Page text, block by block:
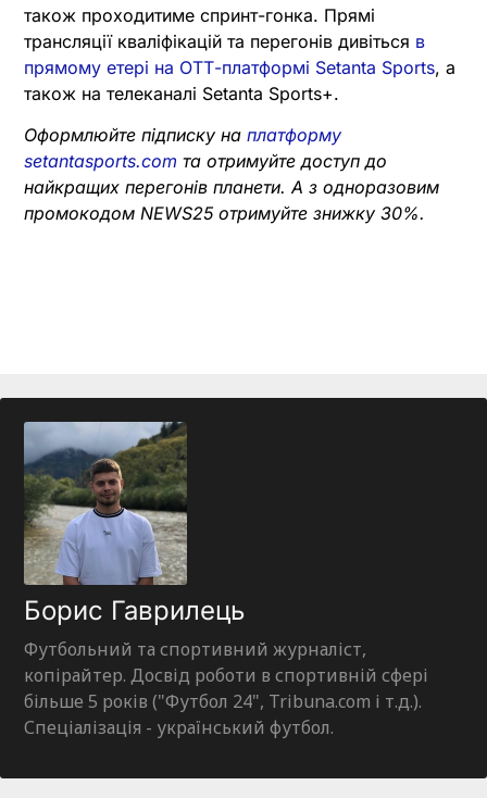
також проходитиме спринт-гонка. Прямі
трансляції кваліфікацій та перегонів дивіться в
прямому етері на ОТТ-платформі Setanta Sports, а
також на телеканалі Setanta Sports+.
Оформлюйте підписку на платформу
setantasports.com та отримуйте доступ до
найкращих перегонів планети. А з одноразовим
промокодом NEWS25 отримуйте знижку 30%.
Борис Гаврилець
Футбольний та спортивний журналіст,
копірайтер. Досвід роботи в спортивній сфері
більше 5 років ("Футбол 24", Tribuna.com і т.д.).
Спеціалізація - український футбол.